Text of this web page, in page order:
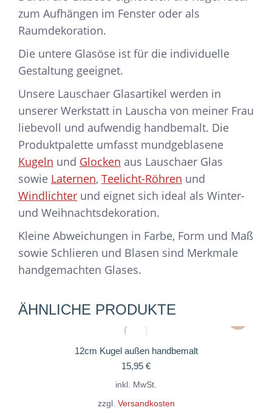
zum Aufhängen im Fenster oder als
Raumdekoration.
Die untere Glasöse ist für die individuelle
Gestaltung geeignet.
Unsere Lauschaer Glasartikel werden in
unserer Werkstatt in Lauscha von meiner Frau
liebevoll und aufwendig handbemalt. Die
Produktpalette umfasst mundgeblasene
Kugeln und Glocken aus Lauschaer Glas
sowie Laternen, Teelicht-Röhren und
Windlichter und eignet sich ideal als Winter-
und Weihnachtsdekoration.
Kleine Abweichungen in Farbe, Form und Maß
sowie Schlieren und Blasen sind Merkmale
handgemachten Glases.
ÄHNLICHE PRODUKTE
12cm Kugel außen handbemalt
15,95 €
inkl. MwSt.
zzgl. Versandkosten